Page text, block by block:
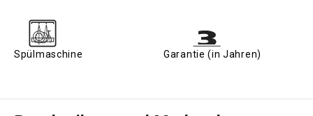
Spülmaschine Garantie (in Jahren)